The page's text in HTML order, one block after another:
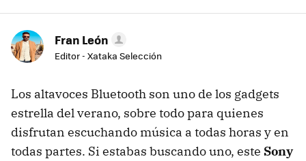
Fran León
Editor - Xataka Selección
Los altavoces Bluetooth son uno de los gadgets
estrella del verano, sobre todo para quienes
disfrutan escuchando música a todas horas y en
todas partes. Si estabas buscando uno, este Sony